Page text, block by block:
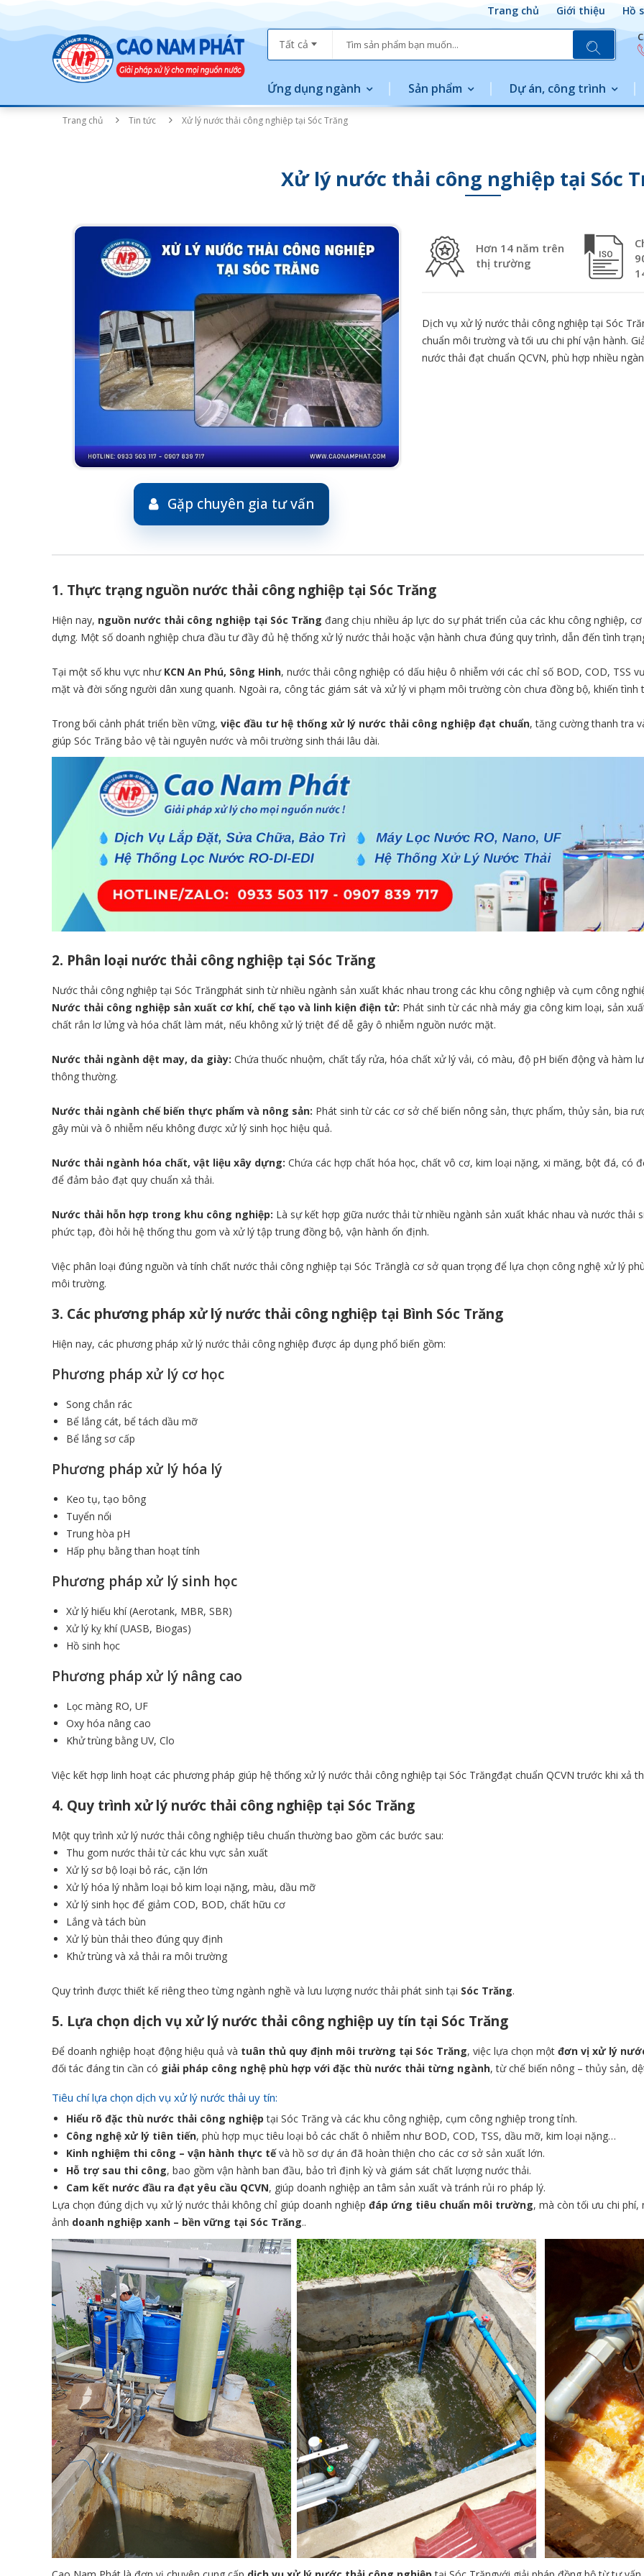
Trang chủ Giới thiệu Hồ
Tất cả
Ứng dụng ngành Sản phẩm Dự án, công trình
Trang chủ Tin tức Xử lý nước thải công nghiệp tại Sóc Trăng
Xử lý nước thải công nghiệp tại Sóc
Gặp chuyên gia tư vấn
Hơn 14 năm trên
thị trường
Dịch vụ xử lý nước thải công nghiệp tại Sóc
chuẩn môi trường và tối ưu chi phí vận hành.
nước thải đạt chuẩn QCVN, phù hợp nhiều
1. Thực trạng nguồn nước thải công nghiệp tại Sóc Trăng
Hiện nay, nguồn nước thải công nghiệp tại Sóc Trăng đang chịu nhiều áp lực do sự phát triển của các khu công nghiệp,
dựng. Một số doanh nghiệp chưa đầu tư đầy đủ hệ thống xử lý nước thải hoặc vận hành chưa đúng quy trình, dẫn đến tình
Tại một số khu vực như KCN An Phú, Sông Hinh, nước thải công nghiệp có dấu hiệu ô nhiễm với các chỉ số BOD, COD,
mặt và đời sống người dân xung quanh. Ngoài ra, công tác giám sát và xử lý vi phạm môi trường còn chưa đồng bộ, khiến tình
Trong bối cảnh phát triển bền vững, việc đầu tư hệ thống xử lý nước thải công nghiệp đạt chuẩn, tăng cường thanh tra
giúp Sóc Trăng bảo vệ tài nguyên nước và môi trường sinh thái lâu dài.
2. Phân loại nước thải công nghiệp tại Sóc Trăng
Nước thải công nghiệp tại Sóc Trăngphát sinh từ nhiều ngành sản xuất khác nhau trong các khu công nghiệp và cụm công
Nước thải công nghiệp sản xuất cơ khí, chế tạo và linh kiện điện tử: Phát sinh từ các nhà máy gia công kim loại, sản
chất rắn lơ lửng và hóa chất làm mát, nếu không xử lý triệt để dễ gây ô nhiễm nguồn nước mặt.
Nước thải ngành dệt may, da giày: Chứa thuốc nhuộm, chất tẩy rửa, hóa chất xử lý vải, có màu, độ pH biến động và hàm
thông thường.
Nước thải ngành chế biến thực phẩm và nông sản: Phát sinh từ các cơ sở chế biến nông sản, thực phẩm, thủy sản, bia
gây mùi và ô nhiễm nếu không được xử lý sinh học hiệu quả.
Nước thải ngành hóa chất, vật liệu xây dựng: Chứa các hợp chất hóa học, chất vô cơ, kim loại nặng, xi măng, bột đá, có
để đảm bảo đạt quy chuẩn xả thải.
Nước thải hỗn hợp trong khu công nghiệp: Là sự kết hợp giữa nước thải từ nhiều ngành sản xuất khác nhau và nước
phức tạp, đòi hỏi hệ thống thu gom và xử lý tập trung đồng bộ, vận hành ổn định.
Việc phân loại đúng nguồn và tính chất nước thải công nghiệp tại Sóc Trănglà cơ sở quan trọng để lựa chọn công nghệ xử lý
môi trường.
3. Các phương pháp xử lý nước thải công nghiệp tại Bình Sóc Trăng
Hiện nay, các phương pháp xử lý nước thải công nghiệp được áp dụng phổ biến gồm:
Phương pháp xử lý cơ học
Song chắn rác
Bể lắng cát, bể tách dầu mỡ
Bể lắng sơ cấp
Phương pháp xử lý hóa lý
Keo tụ, tạo bông
Tuyển nổi
Trung hòa pH
Hấp phụ bằng than hoạt tính
Phương pháp xử lý sinh học
Xử lý hiếu khí (Aerotank, MBR, SBR)
Xử lý kỵ khí (UASB, Biogas)
Hồ sinh học
Phương pháp xử lý nâng cao
Lọc màng RO, UF
Oxy hóa nâng cao
Khử trùng bằng UV, Clo
Việc kết hợp linh hoạt các phương pháp giúp hệ thống xử lý nước thải công nghiệp tại Sóc Trăngđạt chuẩn QCVN trước khi xả
4. Quy trình xử lý nước thải công nghiệp tại Sóc Trăng
Một quy trình xử lý nước thải công nghiệp tiêu chuẩn thường bao gồm các bước sau:
Thu gom nước thải từ các khu vực sản xuất
Xử lý sơ bộ loại bỏ rác, cặn lớn
Xử lý hóa lý nhằm loại bỏ kim loại nặng, màu, dầu mỡ
Xử lý sinh học để giảm COD, BOD, chất hữu cơ
Lắng và tách bùn
Xử lý bùn thải theo đúng quy định
Khử trùng và xả thải ra môi trường
Quy trình được thiết kế riêng theo từng ngành nghề và lưu lượng nước thải phát sinh tại Sóc Trăng.
5. Lựa chọn dịch vụ xử lý nước thải công nghiệp uy tín tại Sóc Trăng
Để doanh nghiệp hoạt động hiệu quả và tuân thủ quy định môi trường tại Sóc Trăng, việc lựa chọn một đơn vị xử lý
đối tác đáng tin cần có giải pháp công nghệ phù hợp với đặc thù nước thải từng ngành, từ chế biến nông – thủy sản,
Tiêu chí lựa chọn dịch vụ xử lý nước thải uy tín:
Hiểu rõ đặc thù nước thải công nghiệp tại Sóc Trăng và các khu công nghiệp, cụm công nghiệp trong tỉnh.
Công nghệ xử lý tiên tiến, phù hợp mục tiêu loại bỏ các chất ô nhiễm như BOD, COD, TSS, dầu mỡ, kim loại nặng…
Kinh nghiệm thi công – vận hành thực tếvà hồ sơ dự án đã hoàn thiện cho các cơ sở sản xuất lớn.
Hỗ trợ sau thi công, bao gồm vận hành ban đầu, bảo trì định kỳ và giám sát chất lượng nước thải.
Cam kết nước đầu ra đạt yêu cầu QCVN, giúp doanh nghiệp an tâm sản xuất và tránh rủi ro pháp lý.
Lựa chọn đúng dịch vụ xử lý nước thải không chỉ giúp doanh nghiệp đáp ứng tiêu chuẩn môi trường, mà còn tối ưu chi phí,
ảnh doanh nghiệp xanh – bền vững tại Sóc Trăng..